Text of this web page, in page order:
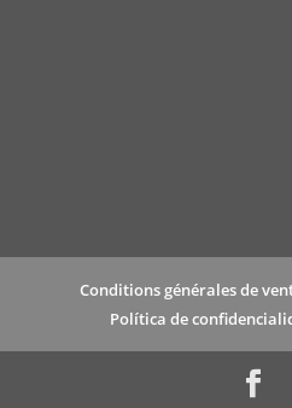
Conditions générales de
Política de